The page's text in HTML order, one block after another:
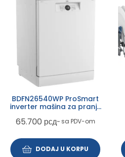
BDFN26540WP ProSmart
inverter mašina za pranje
65.700 рсд~ sa PDV-om
DODAJ U KORPU